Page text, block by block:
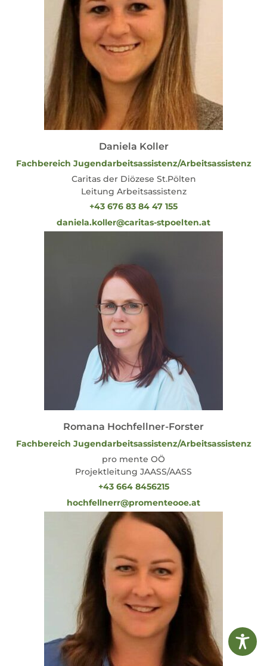
Daniela Koller
Fachbereich Jugendarbeitsassistenz/Arbeitsassistenz
Caritas der Diözese St.Pölten
Leitung Arbeitsassistenz
+43 676 83 84 47 155
daniela.koller@caritas-stpoelten.at
Romana Hochfellner-Forster
Fachbereich Jugendarbeitsassistenz/Arbeitsassistenz
pro mente OÖ
Projektleitung JAASS/AASS
+43 664 8456215
hochfellnerr@promenteooe.at